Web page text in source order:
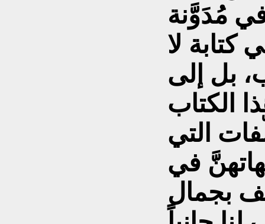
مُدَوَّنة
كتابة لا
بل إلى
الكتاب
التي
في
بجمال